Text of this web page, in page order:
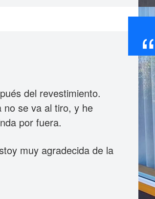
del revestimiento.
no se va al tiro, y he
por fuera.
muy agradecida de la
“